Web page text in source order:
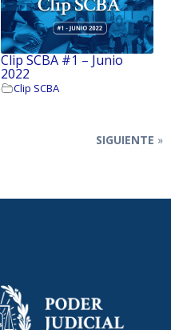
Clip SCBA #1 – Junio
2022
Clip SCBA
SIGUIENTE